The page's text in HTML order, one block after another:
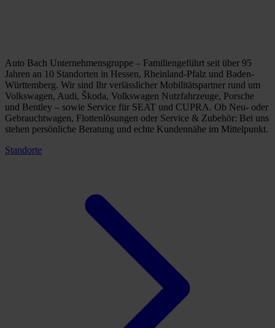
Auto Bach Unternehmensgruppe – Familiengeführt seit über 95
Jahren an 10 Standorten in Hessen, Rheinland-Pfalz und Baden-
Württemberg. Wir sind Ihr verlässlicher Mobilitätspartner rund um
Volkswagen, Audi, Škoda, Volkswagen Nutzfahrzeuge, Porsche
und Bentley – sowie Service für SEAT und CUPRA. Ob Neu- oder
Gebrauchtwagen, Flottenlösungen oder Service & Zubehör: Bei uns
stehen persönliche Beratung und echte Kundennähe im Mittelpunkt.
Standorte